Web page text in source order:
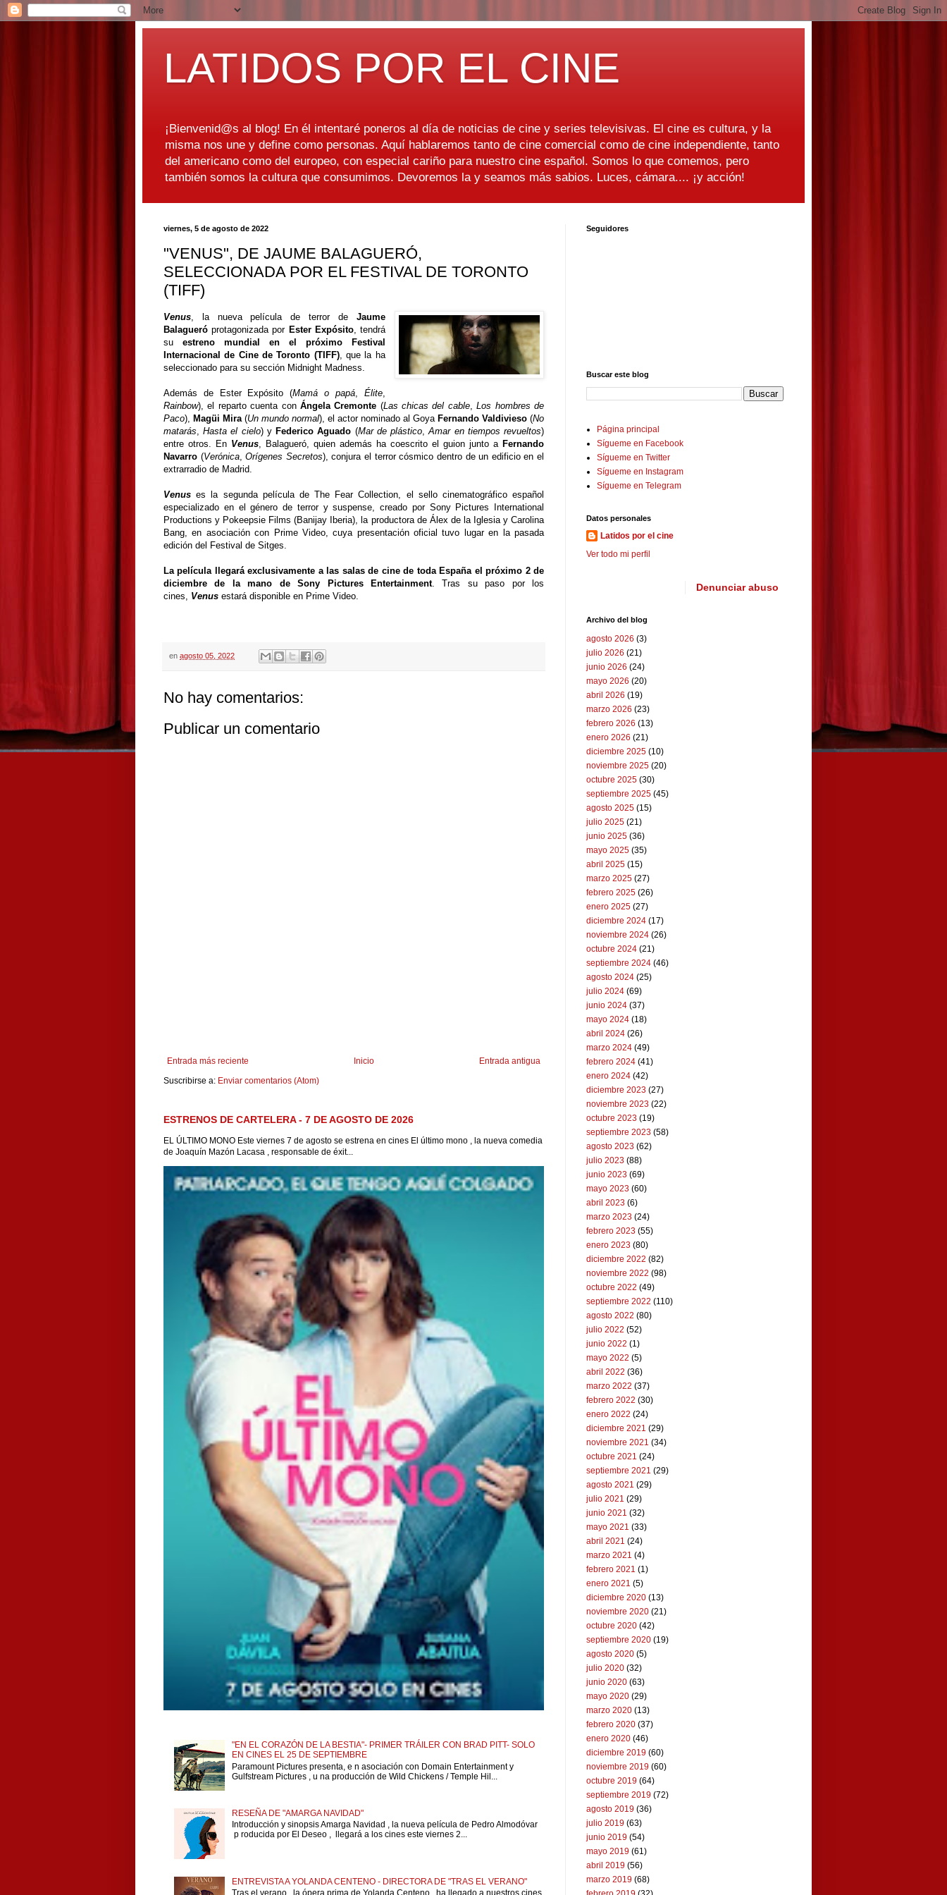
LATIDOS POR EL CINE
¡Bienvenid@s al blog! En él intentaré poneros al día de noticias de cine y series televisivas. El cine es cultura, y la
misma nos une y define como personas. Aquí hablaremos tanto de cine comercial como de cine independiente, tanto
del americano como del europeo, con especial cariño para nuestro cine español. Somos lo que comemos, pero
también somos la cultura que consumimos. Devoremos la y seamos más sabios. Luces, cámara.... ¡y acción!
viernes, 5 de agosto de 2022
"VENUS", DE JAUME BALAGUERÓ,
SELECCIONADA POR EL FESTIVAL DE TORONTO
(TIFF)
Venus, la nueva película de terror de Jaume
Balagueró protagonizada por Ester Expósito, tendrá
su estreno mundial en el próximo Festival
Internacional de Cine de Toronto (TIFF), que la ha
seleccionado para su sección Midnight Madness.
Además de Ester Expósito (Mamá o papá, Élite,
Rainbow), el reparto cuenta con Ángela Cremonte (Las chicas del cable,Los hombres de
Paco), Magüi Mira(Un mundo normal), el actor nominado al Goya Fernando Valdivieso (No
matarás,Hasta el cielo) y Federico Aguado (Mar de plástico,Amar en tiempos revueltos)
entre otros. En Venus, Balagueró, quien además ha coescrito el guion junto a Fernando
Navarro (Verónica, Orígenes Secretos), conjura el terror cósmico dentro de un edificio en el
extrarradio de Madrid.
Venus es la segunda película de The Fear Collection, el sello cinematográfico español
especializado en el género de terror y suspense, creado por Sony Pictures International
Productions y Pokeepsie Films (Banijay Iberia), la productora de Álex de la Iglesia y Carolina
Bang, en asociación con Prime Video, cuya presentación oficial tuvo lugar en la pasada
edición del Festival de Sitges.
La película llegará exclusivamente a las salas de cine de toda España el próximo 2 de
diciembre de la mano de Sony Pictures Entertainment. Tras su paso por los
cines, Venus estará disponible en Prime Video.
en agosto 05, 2022
No hay comentarios:
Publicar un comentario
Entrada más reciente Entrada antigua
Inicio
Suscribirse a: Enviar comentarios (Atom)
ESTRENOS DE CARTELERA - 7 DE AGOSTO DE 2026
EL ÚLTIMO MONO Este viernes 7 de agosto se estrena en cines El último mono , la nueva comedia
de Joaquín Mazón Lacasa , responsable de éxit...
"EN EL CORAZÓN DE LA BESTIA"- PRIMER TRÁILER CON BRAD PITT- SOLO
EN CINES EL 25 DE SEPTIEMBRE
Paramount Pictures presenta, e n asociación con Domain Entertainment y
Gulfstream Pictures , u na producción de Wild Chickens / Temple Hil...
RESEÑA DE "AMARGA NAVIDAD"
Introducción y sinopsis Amarga Navidad , la nueva película de Pedro Almodóvar
p roducida por El Deseo , llegará a los cines este viernes 2...
ENTREVISTA A YOLANDA CENTENO - DIRECTORA DE "TRAS EL VERANO"
Seguidores
Buscar este blog
Página principal
Sígueme en Facebook
Sígueme en Twitter
Sígueme en Instagram
Sígueme en Telegram
Datos personales
Latidos por el cine
Ver todo mi perfil
Denunciar abuso
Archivo del blog
agosto 2026 (3)
julio 2026 (21)
junio 2026 (24)
mayo 2026 (20)
abril 2026 (19)
marzo 2026 (23)
febrero 2026 (13)
enero 2026 (21)
diciembre 2025 (10)
noviembre 2025 (20)
octubre 2025 (30)
septiembre 2025 (45)
agosto 2025 (15)
julio 2025 (21)
junio 2025 (36)
mayo 2025 (35)
abril 2025 (15)
marzo 2025 (27)
febrero 2025 (26)
enero 2025 (27)
diciembre 2024 (17)
noviembre 2024 (26)
octubre 2024 (21)
septiembre 2024 (46)
agosto 2024 (25)
julio 2024 (69)
junio 2024 (37)
mayo 2024 (18)
abril 2024 (26)
marzo 2024 (49)
febrero 2024 (41)
enero 2024 (42)
diciembre 2023 (27)
noviembre 2023 (22)
octubre 2023 (19)
septiembre 2023 (58)
agosto 2023 (62)
julio 2023 (88)
junio 2023 (69)
mayo 2023 (60)
abril 2023 (6)
marzo 2023 (24)
febrero 2023 (55)
enero 2023 (80)
diciembre 2022 (82)
noviembre 2022 (98)
octubre 2022 (49)
septiembre 2022 (110)
agosto 2022 (80)
julio 2022 (52)
junio 2022 (1)
mayo 2022 (5)
abril 2022 (36)
marzo 2022 (37)
febrero 2022 (30)
enero 2022 (24)
diciembre 2021 (29)
noviembre 2021 (34)
octubre 2021 (24)
septiembre 2021 (29)
agosto 2021 (29)
julio 2021 (29)
junio 2021 (32)
mayo 2021 (33)
abril 2021 (24)
marzo 2021 (4)
febrero 2021 (1)
enero 2021 (5)
diciembre 2020 (13)
noviembre 2020 (21)
octubre 2020 (42)
septiembre 2020 (19)
agosto 2020 (5)
julio 2020 (32)
junio 2020 (63)
mayo 2020 (29)
marzo 2020 (13)
febrero 2020 (37)
enero 2020 (46)
diciembre 2019 (60)
noviembre 2019 (60)
octubre 2019 (64)
septiembre 2019 (72)
agosto 2019 (36)
julio 2019 (63)
junio 2019 (54)
mayo 2019 (61)
abril 2019 (56)
marzo 2019 (68)